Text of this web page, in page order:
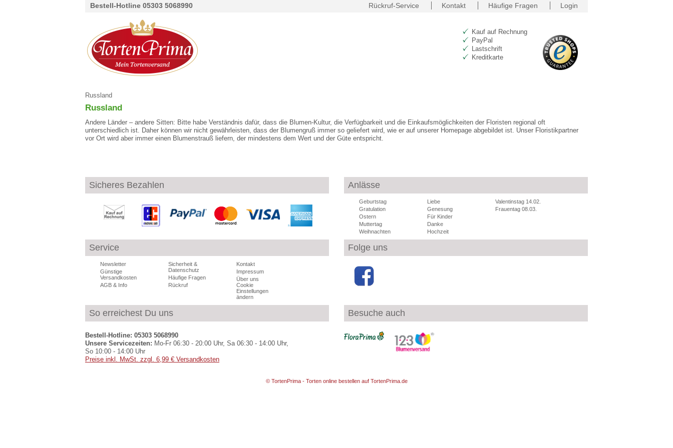
Bestell-Hotline 05303 5068990 Rückruf-Service Kontakt Häufige Fragen Login
Kauf auf Rechnung
PayPal
Lastschrift
Kreditkarte
Russland
Russland
Andere Länder – andere Sitten: Bitte habe Verständnis dafür, dass die Blumen-Kultur, die Verfügbarkeit und die Einkaufsmöglichkeiten der Floristen regional oft
unterschiedlich ist. Daher können wir nicht gewährleisten, dass der Blumengruß immer so geliefert wird, wie er auf unserer Homepage abgebildet ist. Unser Floristikpartner
vor Ort wird aber immer einen Blumenstrauß liefern, der mindestens dem Wert und der Güte entspricht.
Sicheres Bezahlen Anlässe
Geburtstag
Gratulation
Ostern
Muttertag
Weihnachten
Liebe
Genesung
Für Kinder
Danke
Hochzeit
Valentinstag 14.02.
Frauentag 08.03.
Service
Newsletter
Günstige
Versandkosten
AGB & Info
Sicherheit &
Datenschutz
Häufige Fragen
Rückruf
Kontakt
Impressum
Über uns
Cookie
Einstellungen
ändern
Folge uns
So erreichest Du uns
Bestell-Hotline: 05303 5068990
Unsere Servicezeiten: Mo-Fr 06:30 - 20:00 Uhr, Sa 06:30 - 14:00 Uhr,
So 10:00 - 14:00 Uhr
Preise inkl. MwSt. zzgl. 6,99 € Versandkosten
Besuche auch
© TortenPrima - Torten online bestellen auf TortenPrima.de